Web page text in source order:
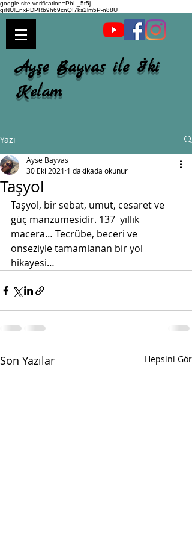
google-site-verification=PbL_5t5j-
grNUlEnxPDPRb9h69cnQI7ks2lm5P-n88U
Ayşe Bayvas ile İki
Kelam
Yazı
Taşyol
Ayse Bayvas
30 Eki 2021 1 dakikada okunur
Taşyol, bir sebat, umut, cesaret ve
güç manzumesidir. 137  yıllık
macera… Tecrübe, beceri ve
önseziyle tamamlanan bir yol
hikayesi…
Son Yazılar Hepsini Gör